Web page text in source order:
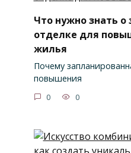
Что нужно знать о
отделке для
жилья
Почему
повышения
0 0